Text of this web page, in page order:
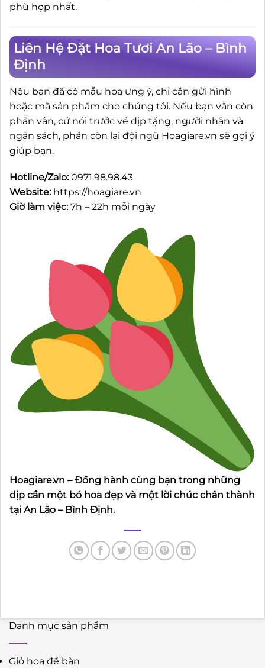
Danh mục sản phẩm
Giỏ hoa để bàn
phù hợp nhất.
Liên Hệ Đặt Hoa Tươi An Lão – Bình
Định
Nếu bạn đã có mẫu hoa ưng ý, chỉ cần gửi hình
hoặc mã sản phẩm cho chúng tôi. Nếu bạn vẫn còn
phân vân, cứ nói trước về dịp tặng, người nhận và
ngân sách, phần còn lại đội ngũ Hoagiare.vn sẽ gợi ý
giúp bạn.
Hotline/Zalo:0971.98.98.43
Website: https://hoagiare.vn
Giờ làm việc:7h – 22h mỗi ngày
Hoagiare.vn – Đồng hành cùng bạn trong những
dịp cần một bó hoa đẹp và một lời chúc chân thành
tại An Lão – Bình Định.